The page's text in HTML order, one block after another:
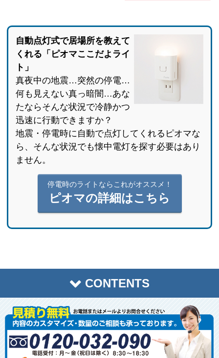
自動点灯式で居場所を教えて
くれる「ピオマここだよライ
ト」
真夜中の地震…突然の停電…
何も見えない真っ暗闇…あな
たならそんな状況で冷静かつ
迅速に行動できますか？
地震・停電時に自動で点灯してくれるピオマな
ら、そんな状況でも懐中電灯を探す必要はあり
ません。
停電時のライトならこれがオススメ！
ピオマの詳細はこちら
CONTENTS
トップページ
商品一覧